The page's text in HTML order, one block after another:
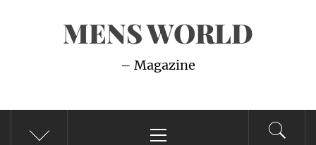
MENS WORLD
– Magazine
meny